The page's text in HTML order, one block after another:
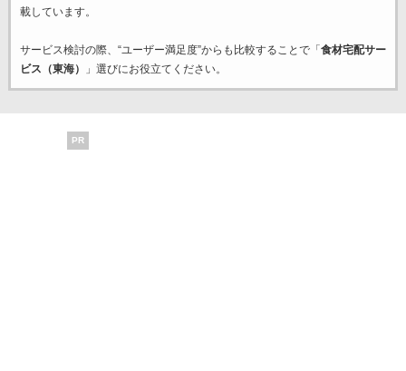
載しています。
サービス検討の際、“ユーザー満足度”からも比較することで「 食材宅配サー
ビス（東海）
」選びにお役立てください。
PR